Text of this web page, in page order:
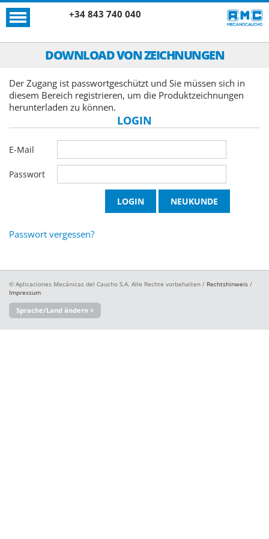
+34 843 740 040
DOWNLOAD VON ZEICHNUNGEN
Der Zugang ist passwortgeschützt und Sie müssen sich in
diesem Bereich registrieren, um die Produktzeichnungen
herunterladen zu können.
LOGIN
E-Mail
Passwort
Passwort vergessen?
© Aplicaciones Mecánicas del Caucho S.A. Alle Rechte vorbehalten / Rechtshinweis /
Impressum
Sprache/Land ändern >